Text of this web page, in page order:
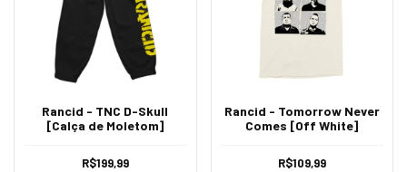
Rancid - TNC D-Skull
[Calça de Moletom]
R$199,99
Rancid - Tomorrow Never
Comes [Off White]
R$109,99